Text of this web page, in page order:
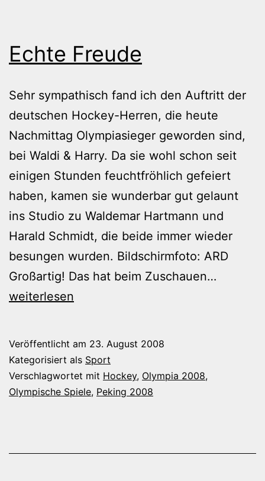
Echte Freude
Sehr sympathisch fand ich den Auftritt der
deutschen Hockey-Herren, die heute
Nachmittag Olympiasieger geworden sind,
bei Waldi & Harry. Da sie wohl schon seit
einigen Stunden feuchtfröhlich gefeiert
haben, kamen sie wunderbar gut gelaunt
ins Studio zu Waldemar Hartmann und
Harald Schmidt, die beide immer wieder
besungen wurden. Bildschirmfoto: ARD
Großartig! Das hat beim Zuschauen…
weiterlesen
Veröffentlicht am 23. August 2008
Kategorisiert als Sport
Verschlagwortet mit Hockey, Olympia 2008,
Olympische Spiele, Peking 2008